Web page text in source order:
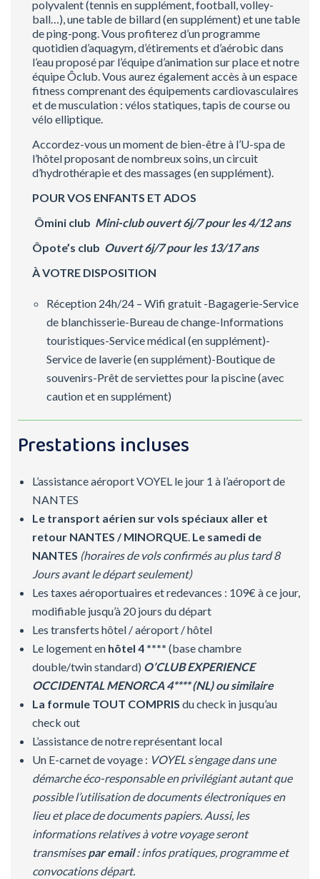
polyvalent (tennis en supplément, football, volley-
ball…), une table de billard (en supplément) et une table
de ping-pong. Vous profiterez d’un programme
quotidien d’aquagym, d’étirements et d’aérobic dans
l’eau proposé par l’équipe d’animation sur place et notre
équipe Ôclub. Vous aurez également accès à un espace
fitness comprenant des équipements cardiovasculaires
et de musculation : vélos statiques, tapis de course ou
vélo elliptique.
Accordez-vous un moment de bien-être à l’U-spa de
l’hôtel proposant de nombreux soins, un circuit
d’hydrothérapie et des massages (en supplément).
POUR VOS ENFANTS ET ADOS
Ômini club Mini-club ouvert 6j/7 pour les 4/12 ans
Ôpote’s club Ouvert 6j/7 pour les 13/17 ans
À VOTRE DISPOSITION
Réception 24h/24 – Wifi gratuit -Bagagerie-Service
de blanchisserie-Bureau de change-Informations
touristiques-Service médical (en supplément)-
Service de laverie (en supplément)-Boutique de
souvenirs-Prêt de serviettes pour la piscine (avec
caution et en supplément)
Prestations incluses
L’assistance aéroport VOYEL le jour 1 à l’aéroport de
NANTES
Le transport aérien sur vols spéciaux aller et
retour NANTES / MINORQUE Le samedi de
NANTES (horaires de vols confirmés au plus tard 8
Jours avant le départ seulement)
Les taxes aéroportuaires et redevances : 109€ à ce jour,
modifiable jusqu’à 20 jours du départ
Les transferts hôtel / aéroport / hôtel
Le logement en hôtel 4 **** (base chambre
double/twin standard) O’CLUB EXPERIENCE
OCCIDENTAL MENORCA 4****(NL) ou similaire
La formule TOUT COMPRIS du check in jusqu’au
check out
L’assistance de notre représentant local
Un E-carnet de voyage : VOYEL s’engage dans une
démarche éco-responsable en privilégiant autant que
possible l’utilisation de documents électroniques en
lieu et place de documents papiers. Aussi, les
informations relatives à votre voyage seront
transmisespar email: infos pratiques, programme et
convocations départ.